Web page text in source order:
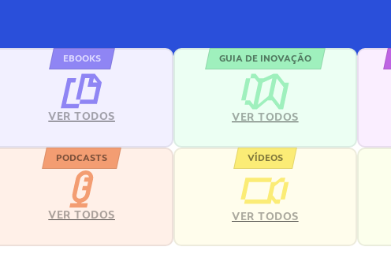
EBOOKS
VER TODOS
GUIA DE INOVAÇÃO
VER TODOS
PODCASTS
VER TODOS
VÍDEOS
VER TODOS